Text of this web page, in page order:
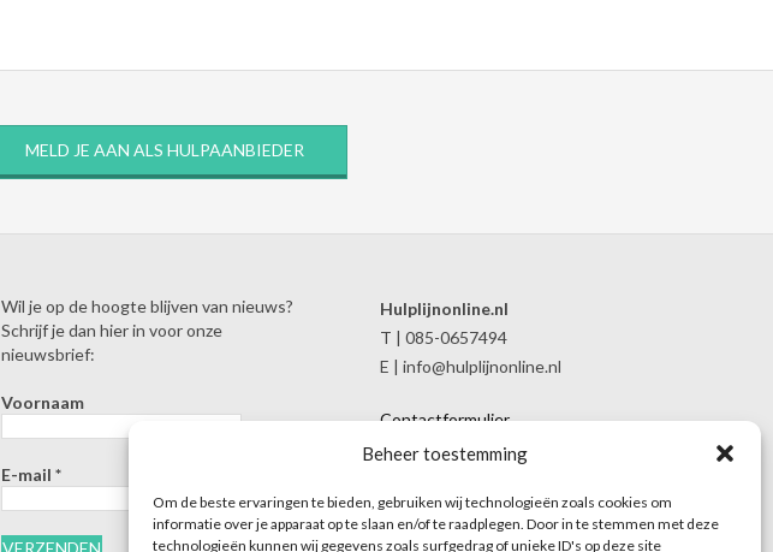
Beheer toestemming
Om de beste ervaringen te bieden, gebruiken wij technologieën zoals cookies om
informatie over je apparaat op te slaan en/of te raadplegen. Door in te stemmen met deze
technologieën kunnen wij gegevens zoals surfgedrag of unieke ID's op deze site
MELD JE AAN ALS HULPAANBIEDER
Wil je op de hoogte blijven van nieuws?
Schrijf je dan hier in voor onze
nieuwsbrief:
Voornaam
E-mail *
Hulplijnonline.nl
T | 085-0657494
E | info@hulplijnonline.nl
Contactformulier
Over Hulplijnonline.nl